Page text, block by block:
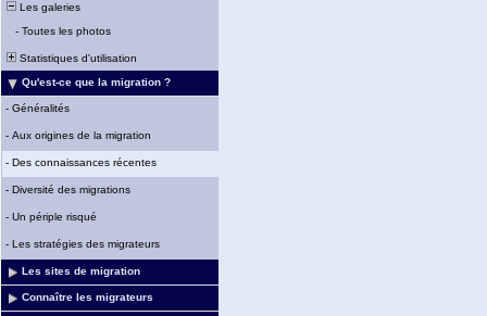
Les galeries
- Toutes les photos
Statistiques d'utilisation
Qu'est-ce que la migration ?
- Généralités
- Aux origines de la migration
- Des connaissances récentes
- Diversité des migrations
- Un périple risqué
- Les stratégies des migrateurs
Les sites de migration
Connaître les migrateurs